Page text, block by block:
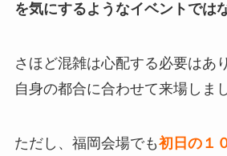
を気にするようなイベントでは
さほど混雑は心配する必要はあ
自身の都合に合わせて来場しま
ただし、福岡会場でも初日の１